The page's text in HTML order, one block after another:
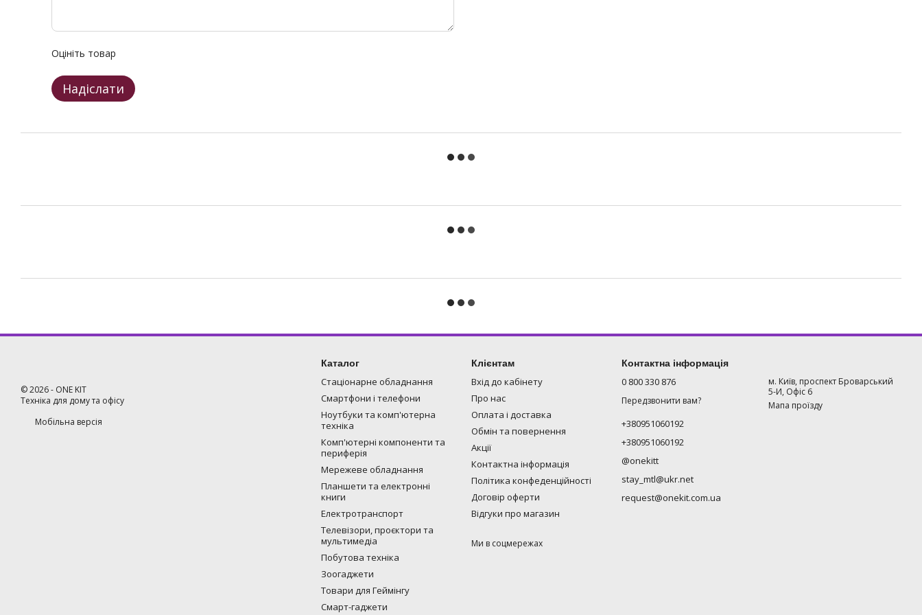
Оцініть товар
Надіслати
©2026- ONE KIT
Техніка для дому та офісу
Мобільна версія
Каталог
Стаціонарне обладнання
Смартфони і телефони
Ноутбуки та комп'ютерна
техніка
Комп'ютерні компоненти та
периферія
Мережеве обладнання
Планшети та електронні
книги
Електротранспорт
Телевізори, проєктори та
мультимедіа
Побутова техніка
Зоогаджети
Товари для Геймінгу
Смарт-гаджети
Клієнтам
Вхід до кабінету
Про нас
Оплата і доставка
Обмін та повернення
Акції
Контактна інформація
Політика конфеденційності
Договір оферти
Відгуки про магазин
Ми в соцмережах
Контактна інформація
0 800 330 876
Передзвонити вам?
+380951060192
+380951060192
@onekitt
stay_mtl@ukr.net
request@onekit.com.ua
м. Київ, проспект Броварський
5-И, Офіс 6
Мапа проїзду